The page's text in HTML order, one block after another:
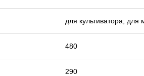
для культиватора; для
480
290